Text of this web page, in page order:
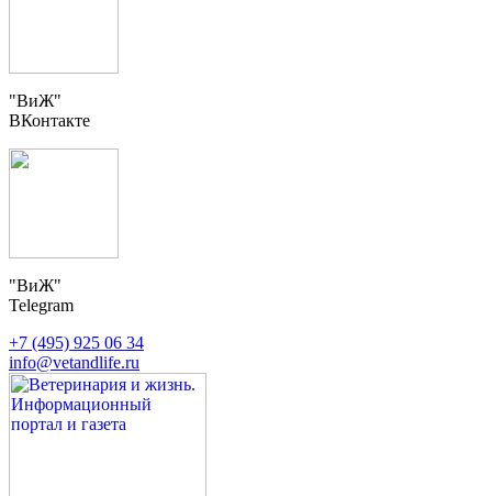
"ВиЖ"
ВКонтакте
"ВиЖ"
Telegram
+7 (495) 925 06 34
info@vetandlife.ru